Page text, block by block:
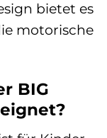
bietet es
motorische
BIG